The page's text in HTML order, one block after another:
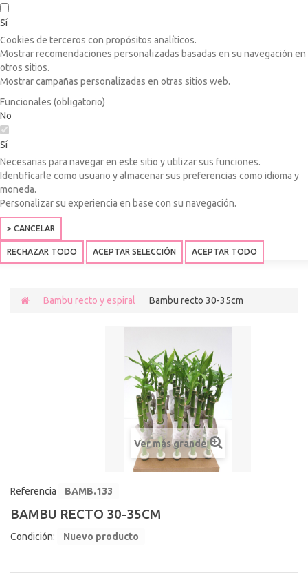
Sí
Cookies de terceros con propósitos analíticos.
Mostrar recomendaciones personalizadas basadas en su navegación en
otros sitios.
Mostrar campañas personalizadas en otras sitios web.
Funcionales (obligatorio)
No
Sí
Necesarias para navegar en este sitio y utilizar sus funciones.
Identificarle como usuario y almacenar sus preferencias como idioma y
moneda.
Personalizar su experiencia en base con su navegación.
> CANCELAR
RECHAZAR TODO ACEPTAR SELECCIÓN ACEPTAR TODO
Bambu recto y espiral Bambu recto 30-35cm
Ver más grande
Referencia BAMB.133
BAMBU RECTO 30-35CM
Condición: Nuevo producto